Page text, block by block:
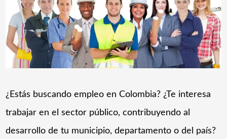
¿Estás buscando empleo en Colombia? ¿Te interesa
trabajar en el sector público, contribuyendo al
desarrollo de tu municipio, departamento o del país?